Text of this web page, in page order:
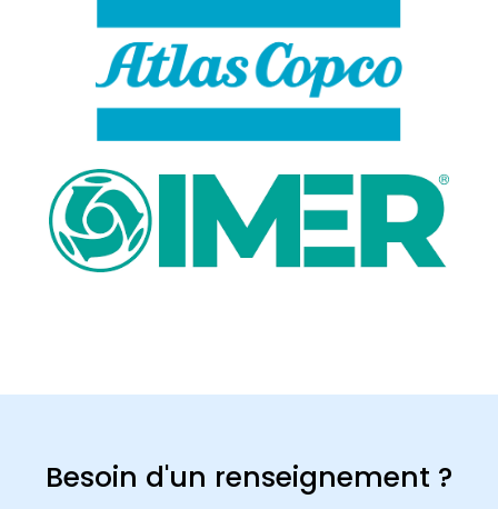
Besoin d'un renseignement ?